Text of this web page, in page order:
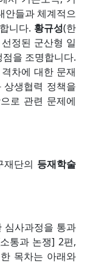
안들과 체계적으
니다. 황규성(한
정된 군산형 일
을 조명합니다.
차에 대한 문재
생협력 정책을
로 관련 문제에
재단의 등재학술
심사과정을 통과
통과 논쟁] 2편,
목차는 아래와